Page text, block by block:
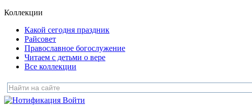
Коллекции
Какой сегодня праздник
Райсовет
Православное богослужение
Читаем с детьми о вере
Все коллекции
Войти